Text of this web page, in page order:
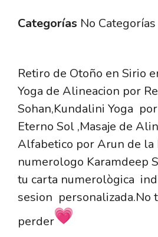
Categorías No Categorías
Retiro de Otoño en Sirio
Yoga de Alineacion por
Sohan,Kundalini Yoga
Eterno Sol ,Masaje de
Alfabetico por Arun de la
numerologo Karamdeep
tu carta numerològica
sesion personalizada.No
perder